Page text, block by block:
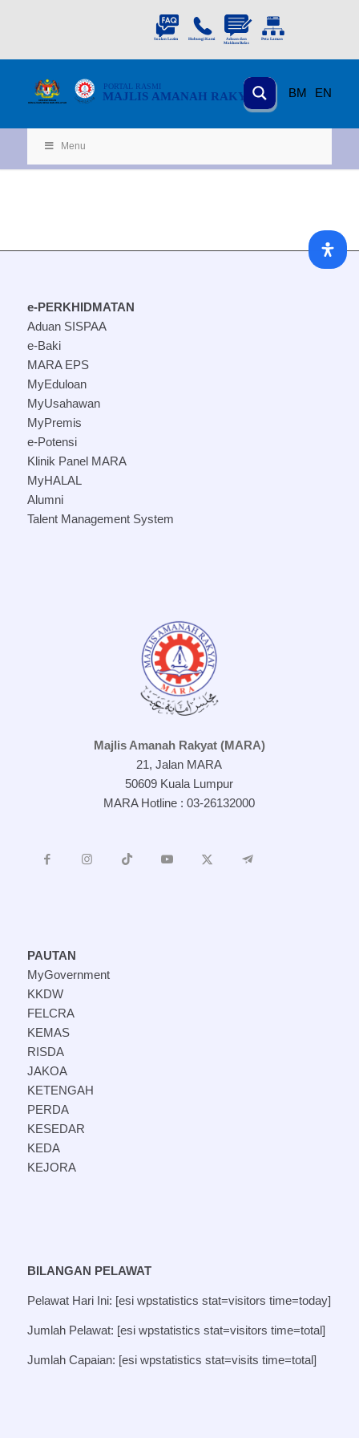
BM EN
MAJLIS AMANAH RAKYAT
PORTAL RASMI
KEMENTERIAN
KEMAJUAN DESA DAN WILA YAH
Menu
e-PERKHIDMATAN
Aduan SISPAA
e-Baki
MARA EPS
MyEduloan
MyUsahawan
MyPremis
e-Potensi
Klinik Panel MARA
MyHALAL
Alumni
Talent Management System
Majlis Amanah Rakyat (MARA)
21, Jalan MARA
50609 Kuala Lumpur
MARA Hotline : 03-26132000
PAUTAN
MyGovernment
KKDW
FELCRA
KEMAS
RISDA
JAKOA
KETENGAH
PERDA
KESEDAR
KEDA
KEJORA
BILANGAN PELAWAT
Pelawat Hari Ini: [esi wpstatistics stat=visitors time=today]
Jumlah Pelawat: [esi wpstatistics stat=visitors time=total]
Jumlah Capaian: [esi wpstatistics stat=visits time=total]